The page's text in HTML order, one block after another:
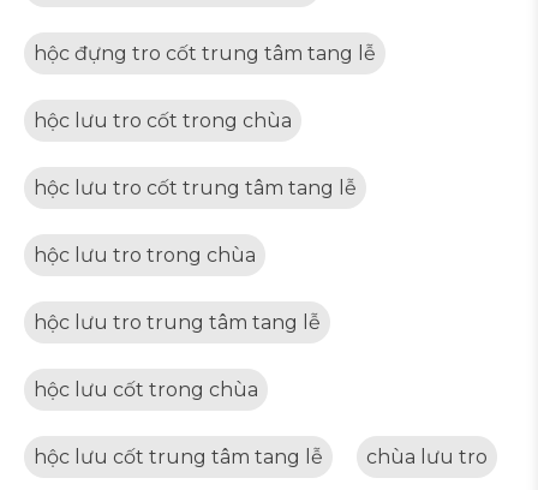
hộc đựng tro cốt trung tâm tang lễ
hộc lưu tro cốt trong chùa
hộc lưu tro cốt trung tâm tang lễ
hộc lưu tro trong chùa
hộc lưu tro trung tâm tang lễ
hộc lưu cốt trong chùa
hộc lưu cốt trung tâm tang lễ chùa lưu tro